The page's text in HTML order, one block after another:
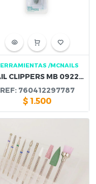
/MCNAILS
NAIL CLIPPERS MB 092234
REF: 760412297787
$ 1.500